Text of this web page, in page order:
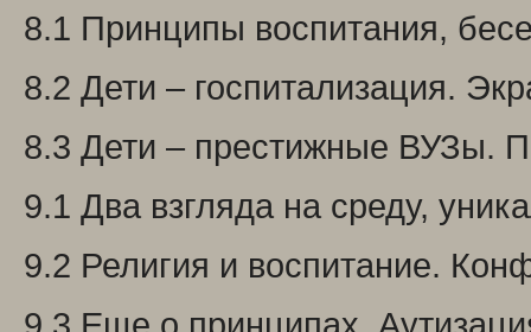
8.1 Принципы воспитания,
8.2 Дети – госпитализация.
8.3 Дети – престижные ВУЗы.
9.1 Два взгляда на среду,
9.2 Религия и воспитание.